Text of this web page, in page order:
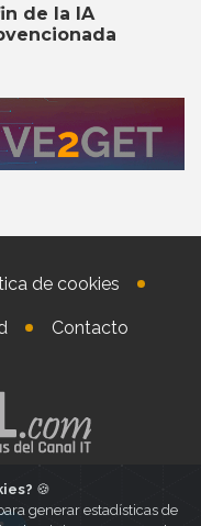
de la IA
de cookies
Contacto
🍪
generar estadísticas de